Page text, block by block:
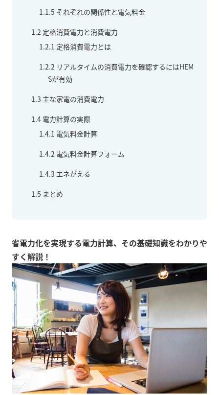
1.1.5 それぞれの関係性と電気料金
1.2 定格消費電力と消費電力
1.2.1 定格消費電力とは
1.2.2 リアルタイムの消費電力を確認するにはHEM
Sが有効
1.3 主な家電の消費電力
1.4 電力計算の実際
1.4.1 電気料金計算
1.4.2 電気料金計算フォーム
1.4.3 エネがえる
1.5 まとめ
省電力化を実現する電力計算、その基礎知識をわかりや
すく解説！